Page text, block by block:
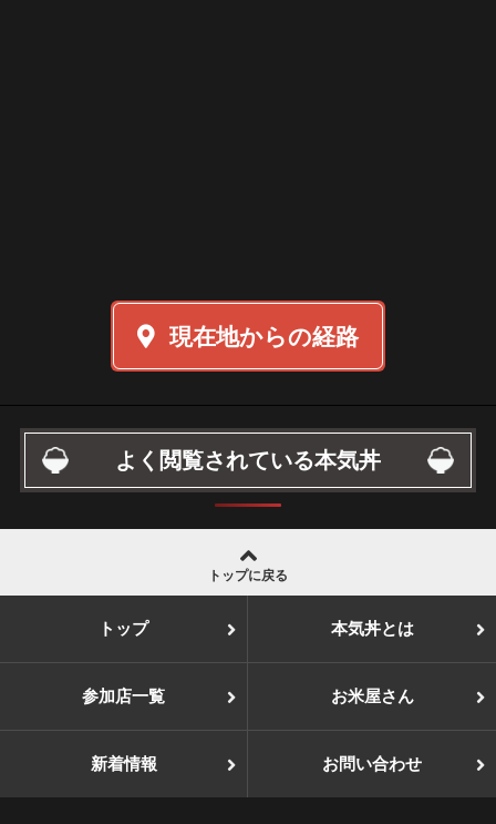
現在地からの経路
よく閲覧されている本気丼
トップに戻る
トップ 本気丼とは
参加店一覧 お米屋さん
新着情報 お問い合わせ